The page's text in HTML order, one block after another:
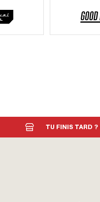
TU FINIS TARD ?